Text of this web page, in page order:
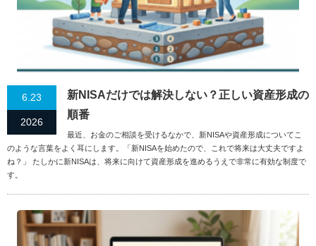
6.23
2026
新NISAだけでは解決しない？正しい資産形成の
順番
最近、お金のご相談を受けるなかで、新NISAや資産形成についてこ
のような言葉をよく耳にします。「新NISAを始めたので、これで将来は大丈夫ですよ
ね？」 たしかに新NISAは、将来に向けて資産形成を進めるうえで非常に有効な制度で
す。